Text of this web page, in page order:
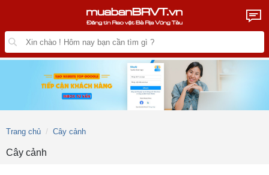
Trang chủ Cây cảnh
Cây cảnh